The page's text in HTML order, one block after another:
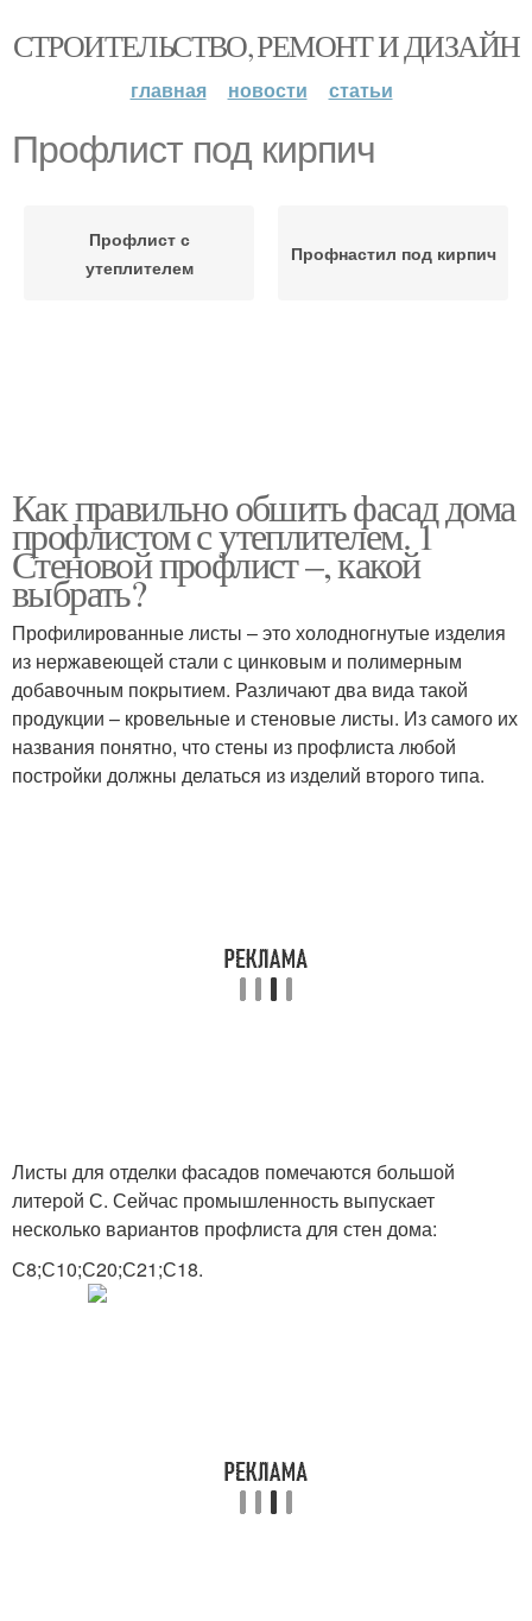
СТРОИТЕЛЬСТВО, РЕМОНТ И ДИЗАЙН
главная новости статьи
Профлист под кирпич
Профлист с
утеплителем
Профнастил под кирпич
Как правильно обшить фасад дома
профлистом с утеплителем. 1
Стеновой профлист –, какой
выбрать?
Профилированные листы – это холодногнутые изделия
из нержавеющей стали с цинковым и полимерным
добавочным покрытием. Различают два вида такой
продукции – кровельные и стеновые листы. Из самого их
названия понятно, что стены из профлиста любой
постройки должны делаться из изделий второго типа.
Листы для отделки фасадов помечаются большой
литерой С. Сейчас промышленность выпускает
несколько вариантов профлиста для стен дома:
С8;С10;С20;С21;С18.